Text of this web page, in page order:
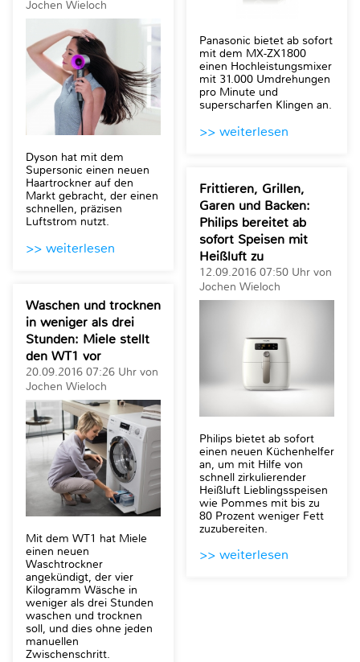
Jochen Wieloch
Dyson hat mit dem
Supersonic einen neuen
Haartrockner auf den
Markt gebracht, der einen
schnellen, präzisen
Luftstrom nutzt.
>> weiterlesen
Waschen und trocknen
in weniger als drei
Stunden: Miele stellt
den WT1 vor
20.09.2016 07:26 Uhr von
Jochen Wieloch
Mit dem WT1 hat Miele
einen neuen
Waschtrockner
angekündigt, der vier
Kilogramm Wäsche in
weniger als drei Stunden
waschen und trocknen
soll, und dies ohne jeden
manuellen
Zwischenschritt.
Panasonic bietet ab sofort
mit dem MX-ZX1800
einen Hochleistungsmixer
mit 31.000 Umdrehungen
pro Minute und
superscharfen Klingen an.
>> weiterlesen
Frittieren, Grillen,
Garen und Backen:
Philips bereitet ab
sofort Speisen mit
Heißluft zu
12.09.2016 07:50 Uhr von
Jochen Wieloch
Philips bietet ab sofort
einen neuen Küchenhelfer
an, um mit Hilfe von
schnell zirkulierender
Heißluft Lieblingsspeisen
wie Pommes mit bis zu
80 Prozent weniger Fett
zuzubereiten.
>> weiterlesen